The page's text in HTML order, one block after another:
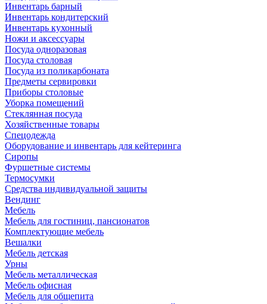
Инвентарь барный
Инвентарь кондитерский
Инвентарь кухонный
Ножи и аксессуары
Посуда одноразовая
Посуда столовая
Посуда из поликарбоната
Предметы сервировки
Приборы столовые
Уборка помещений
Стеклянная посуда
Хозяйственные товары
Спецодежда
Оборудование и инвентарь для кейтеринга
Сиропы
Фуршетные системы
Термосумки
Средства индивидуальной защиты
Вендинг
Мебель
Мебель для гостиниц, пансионатов
Комплектующие мебель
Вешалки
Мебель детская
Урны
Мебель металлическая
Мебель офисная
Мебель для общепита